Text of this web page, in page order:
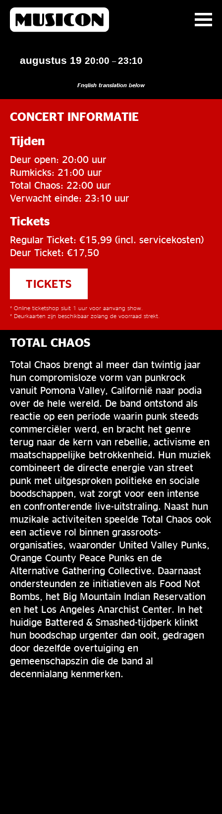
augustus 19 20:00 –23:10
English translation below
CONCERT INFORMATIE
Tijden
Deur open: 20:00 uur
Rumkicks: 21:00 uur
Total Chaos: 22:00 uur
Verwacht einde: 23:10 uur
Tickets
Regular Ticket: €15,99 (incl. servicekosten)
Deur Ticket: €17,50
TICKETS
* Online ticketshop sluit 1 uur voor aanvang show.
* Deurkaarten zijn beschikbaar zolang de voorraad strekt.
TOTAL CHAOS
Total Chaos brengt al meer dan twintig jaar
hun compromisloze vorm van punkrock
vanuit Pomona Valley, Californië naar podia
over de hele wereld. De band ontstond als
reactie op een periode waarin punk steeds
commerciëler werd, en bracht het genre
terug naar de kern van rebellie, activisme en
maatschappelijke betrokkenheid. Hun muziek
combineert de directe energie van street
punk met uitgesproken politieke en sociale
boodschappen, wat zorgt voor een intense
en confronterende live-uitstraling. Naast hun
muzikale activiteiten speelde Total Chaos ook
een actieve rol binnen grassroots-
organisaties, waaronder United Valley Punks,
Orange County Peace Punks en de
Alternative Gathering Collective. Daarnaast
ondersteunden ze initiatieven als Food Not
Bombs, het Big Mountain Indian Reservation
en het Los Angeles Anarchist Center. In het
huidige Battered & Smashed-tijdperk klinkt
hun boodschap urgenter dan ooit, gedragen
door dezelfde overtuiging en
gemeenschapszin die de band al
decennialang kenmerken.